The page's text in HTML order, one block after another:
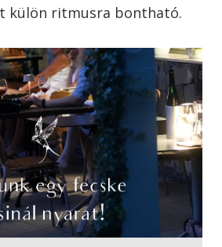
külön ritmusra bontható.